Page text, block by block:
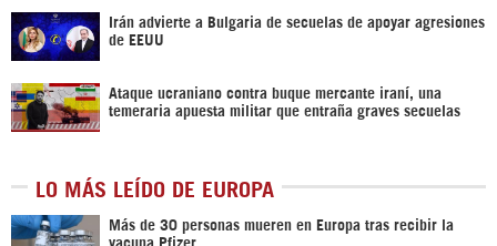
Irán advierte a Bulgaria de secuelas de apoyar agresiones
de EEUU
Ataque ucraniano contra buque mercante iraní, una
temeraria apuesta militar que entraña graves secuelas
LO MÁS LEÍDO DE EUROPA
Más de 30 personas mueren en Europa tras recibir la
vacuna Pfizer